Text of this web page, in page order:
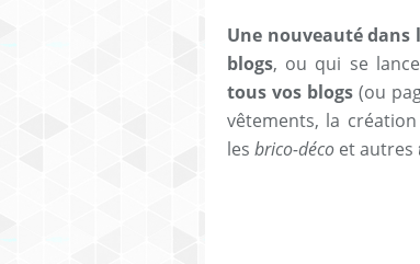
Une nouveauté dans
blogs, ou qui se
tous vos blogs(ou
vêtements, la
les brico-déco et autres